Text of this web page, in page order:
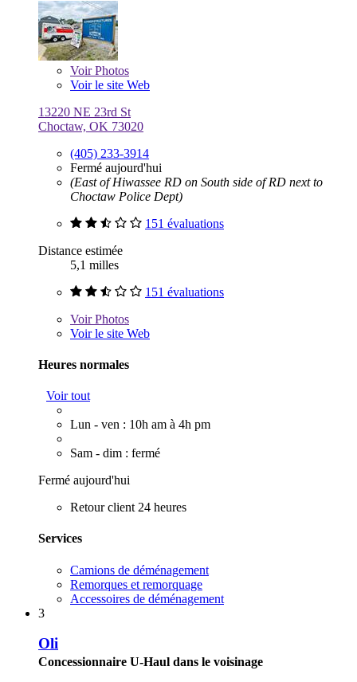
VoirPhotos
Voir le site Web
13220 NE 23rd St
Choctaw, OK 73020
(405) 233-3914
Fermé aujourd'hui
(East of Hiwassee RD on South side of RD next to
Choctaw Police Dept)
151 évaluations
Distance estimée
5,1 milles
151 évaluations
VoirPhotos
Voir le site Web
Heures normales
Voir tout
Lun - ven : 10h am à 4h pm
Sam - dim : fermé
Fermé aujourd'hui
Retour client 24 heures
Services
Camions de déménagement
Remorques et remorquage
Accessoires de déménagement
3
Oli
Concessionnaire U-Haul dans le voisinage